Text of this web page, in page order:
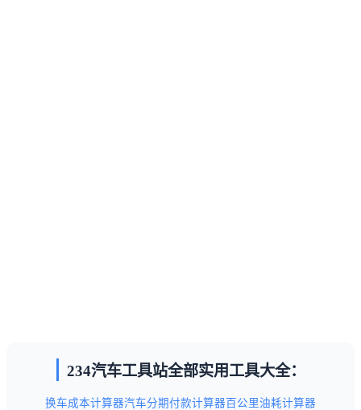
234汽车工具站全部实用工具大全：
换车成本计算器汽车分期付款计算器百公里油耗计算器